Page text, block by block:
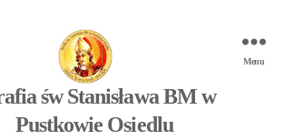
św Stanisława BM w
Pustkowie Osiedlu
Menu